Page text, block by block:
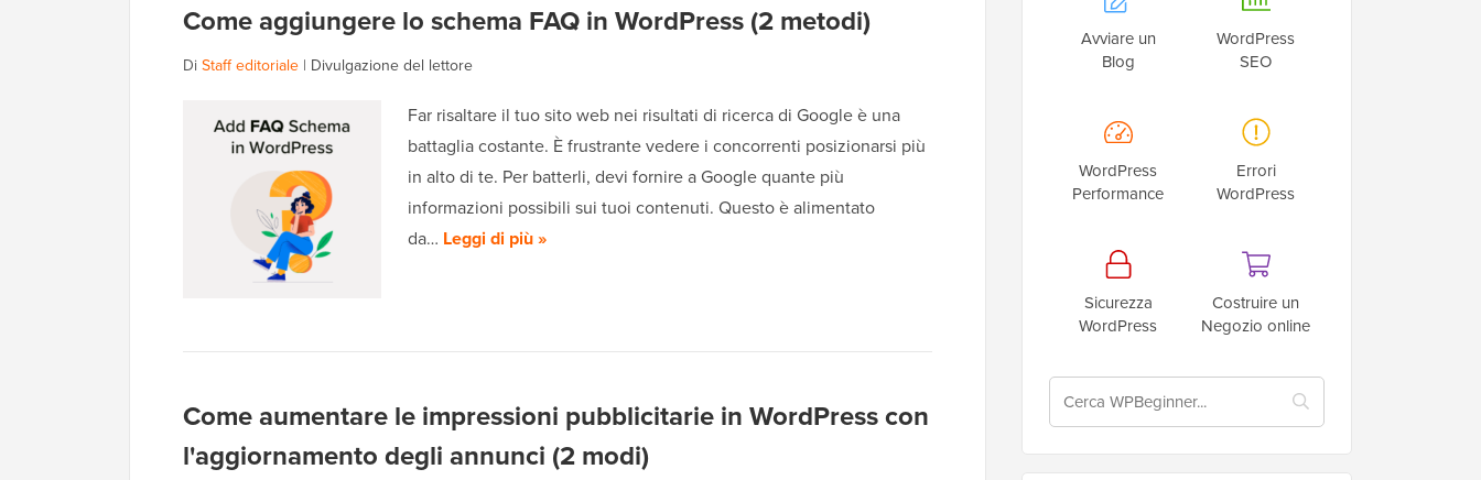
Come aggiungere lo schema FAQ in WordPress (2 metodi)
DiStaff editoriale | Divulgazione del lettore
Far risaltare il tuo sito web nei risultati di ricerca di Google è una
battaglia costante. È frustrante vedere i concorrenti posizionarsi più
in alto di te. Per batterli, devi fornire a Google quante più
informazioni possibili sui tuoi contenuti. Questo è alimentato
da… Leggi di più »
Come aumentare le impressioni pubblicitarie in WordPress con
l'aggiornamento degli annunci (2 modi)
Avviare un
Blog
WordPress
SEO
WordPress
Performance
Errori
WordPress
Sicurezza
WordPress
Costruire un
Negozio online